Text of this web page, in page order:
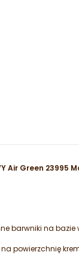
Air Green 23995
barwniki na
powierzchnię